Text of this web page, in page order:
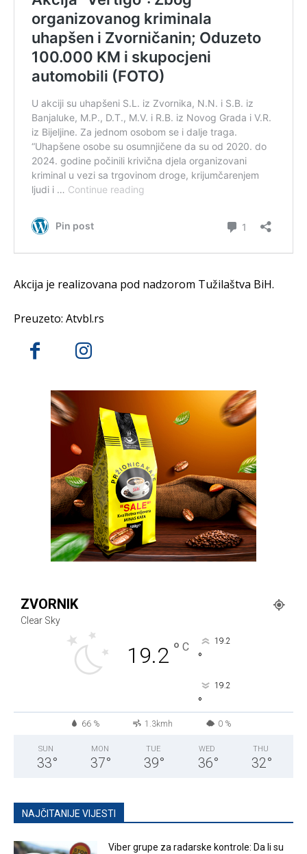
Akcija je realizovana pod nadzorom Tužilaštva BiH.
Preuzeto: Atvbl.rs
ZVORNIK
Clear Sky
19.2 ° C 19.2
°
19.2
°
66 % 1.3kmh 0 %
SUN
33°
MON
37°
TUE
39°
WED
36°
THU
32°
NAJČITANIJE VIJESTI
Viber grupe za radarske kontrole: Da li su